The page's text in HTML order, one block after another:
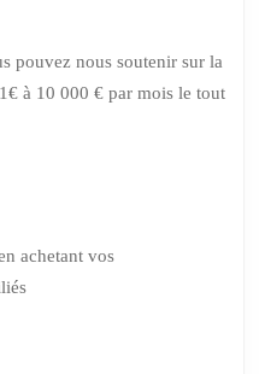
pouvez nous soutenir sur la
à 10 000 € par mois le tout
achetant vos